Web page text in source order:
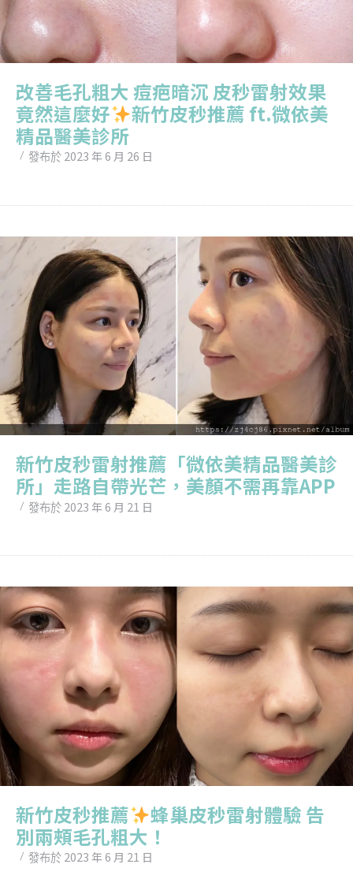
改善毛孔粗大 痘疤暗沉 皮秒雷射效果
竟然這麼好
新竹皮秒推薦 ft.微依美
精品醫美診所
發布於 2023 年 6 月 26 日
新竹皮秒雷射推薦「微依美精品醫美診
所」走路自帶光芒，美顏不需再靠APP
發布於 2023 年 6 月 21 日
新竹皮秒推薦
蜂巢皮秒雷射體驗 告
別兩頰毛孔粗大！
發布於 2023 年 6 月 21 日